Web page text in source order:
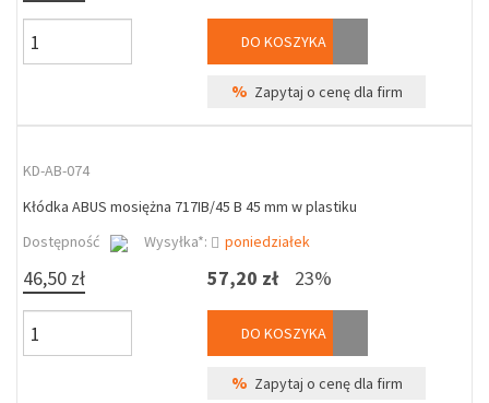
DO KOSZYKA
% Zapytaj o cenę dla firm
KD-AB-074
Kłódka ABUS mosiężna 717IB/45 B 45 mm w plastiku
Dostępność
Wysyłka*: poniedziałek
46,50 zł 57,20 zł 23%
DO KOSZYKA
% Zapytaj o cenę dla firm